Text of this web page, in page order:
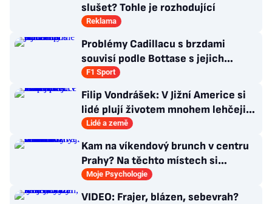
slušet? Tohle je rozhodující
Reklama
Problémy Cadillacu s brzdami
souvisí podle Bottase s jejich
chlazením
F1 Sport
Filip Vondrášek: V Jižní Americe si
lidé plují životem mnohem lehčeji,
věci tolik neřeší
Lidé a země
Kam na víkendový brunch v centru
Prahy? Na těchto místech si
dlouhou snídani užívají i místní
Moje Psychologie
VIDEO: Frajer, blázen, sebevrah?